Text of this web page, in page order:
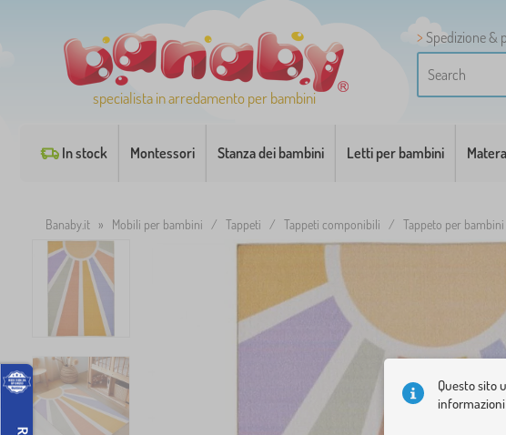
specialista in arredamento per bambini
Spedizione &
In stock Montessori Stanza dei bambini Letti per bambini
Banaby.it » Mobili per bambini / Tappeti / Tappeti componibili / Tappeto per
Questo sito